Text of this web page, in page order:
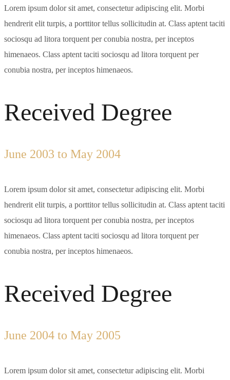
Lorem ipsum dolor sit amet, consectetur adipiscing elit. Morbi
hendrerit elit turpis, a porttitor tellus sollicitudin at. Class aptent taciti
sociosqu ad litora torquent per conubia nostra, per inceptos
himenaeos. Class aptent taciti sociosqu ad litora torquent per
conubia nostra, per inceptos himenaeos.
Received Degree
June 2003 to May 2004
Lorem ipsum dolor sit amet, consectetur adipiscing elit. Morbi
hendrerit elit turpis, a porttitor tellus sollicitudin at. Class aptent taciti
sociosqu ad litora torquent per conubia nostra, per inceptos
himenaeos. Class aptent taciti sociosqu ad litora torquent per
conubia nostra, per inceptos himenaeos.
Received Degree
June 2004 to May 2005
Lorem ipsum dolor sit amet, consectetur adipiscing elit. Morbi